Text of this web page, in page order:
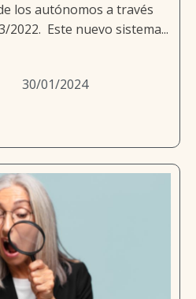
los autónomos a través
2022. Este nuevo sistema...
30/01/2024